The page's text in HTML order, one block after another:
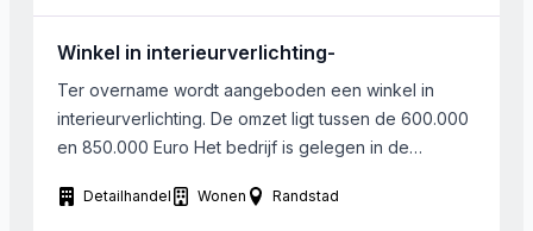
moderne showroom.
Winkel in interieurverlichting-
Ter overname wordt aangeboden een winkel in
interieurverlichting. De omzet ligt tussen de 600.000
en 850.000 Euro Het bedrijf is gelegen in de
ook lichtadvies bij de klanten thuis.
Detailhandel Wonen Randstad